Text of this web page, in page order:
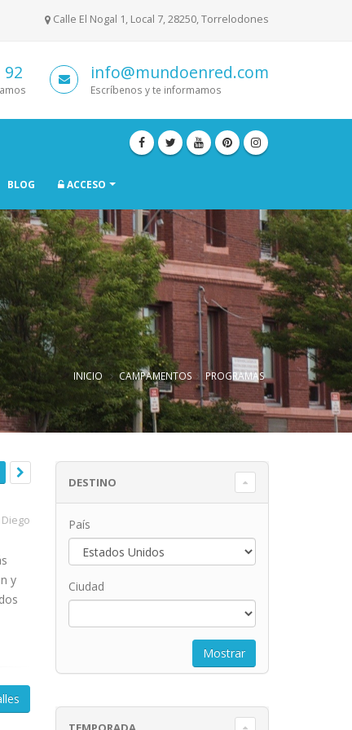
Calle El Nogal 1, Local 7, 28250, Torrelodones
92 info@mundoenred.com
Escríbenos y te informamos
BLOG ACCESO
INICIO CAMPAMENTOS PROGRAMAS
y
DESTINO
País
Ciudad